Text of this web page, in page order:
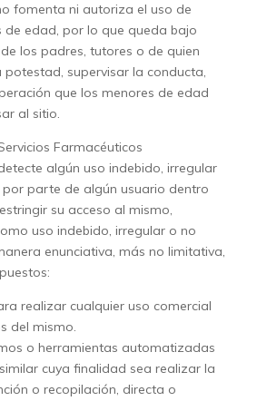
fomenta ni autoriza el uso de
de edad, por lo que queda bajo
los padres, tutores o de quien
supervisar la conducta,
que los menores de edad
al sitio.
Farmacéuticos
algún uso indebido, irregular
parte de algún usuario dentro
su acceso al mismo,
uso indebido, irregular o no
enunciativa, más no limitativa,
realizar cualquier uso comercial
del mismo.
o herramientas automatizadas
cuya finalidad sea realizar la
o recopilación, directa o